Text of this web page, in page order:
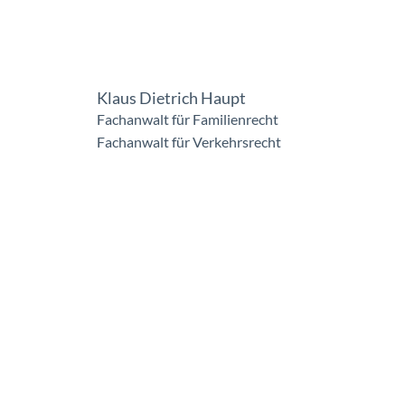
Klaus Dietrich Haupt
Fachanwalt für Familienrecht
Fachanwalt für Verkehrsrecht